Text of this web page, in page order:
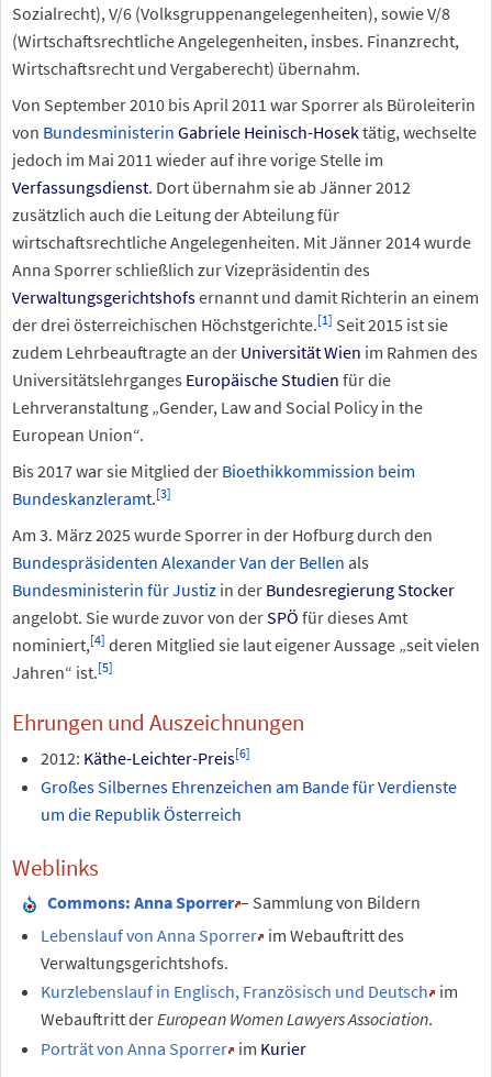
Sozialrecht), V/6 (Volksgruppenangelegenheiten), sowie V/8
(Wirtschaftsrechtliche Angelegenheiten, insbes. Finanzrecht,
Wirtschaftsrecht und Vergaberecht) übernahm.
Von September 2010 bis April 2011 war Sporrer als Büroleiterin
von Bundesministerin Gabriele Heinisch-Hosektätig, wechselte
jedoch im Mai 2011 wieder auf ihre vorige Stelle im
Verfassungsdienst. Dort übernahm sie ab Jänner 2012
zusätzlich auch die Leitung der Abteilung für
wirtschaftsrechtliche Angelegenheiten. Mit Jänner 2014 wurde
Anna Sporrer schließlich zur Vizepräsidentin des
Verwaltungsgerichtshofsernannt und damit Richterin an einem
der drei österreichischen Höchstgerichte.[1] Seit 2015 ist sie
zudem Lehrbeauftragte an der Universität Wien im Rahmen des
Universitätslehrganges Europäische Studien für die
Lehrveranstaltung „Gender, Law and Social Policy in the
European Union“.
Bis 2017 war sie Mitglied der Bioethikkommission beim
Bundeskanzleramt.[3]
Am 3. März 2025 wurde Sporrer in der Hofburg durch den
Bundespräsidenten Alexander Van der Bellen als
Bundesministerin für Justiz in der Bundesregierung Stocker
angelobt. Sie wurde zuvor von derSPÖ für dieses Amt
nominiert,[4] deren Mitglied sie laut eigener Aussage „seit vielen
Jahren“ ist.[5]
Ehrungen und Auszeichnungen
2012: Käthe-Leichter-Preis[6]
Großes Silbernes Ehrenzeichen am Bande für Verdienste
um die Republik Österreich
Weblinks
Commons: Anna Sporrer – Sammlung von Bildern
Lebenslauf von Anna Sporrer im Webauftritt des
Verwaltungsgerichtshofs.
Kurzlebenslauf in Englisch, Französisch und Deutsch im
Webauftritt derEuropean Women Lawyers Association.
Porträt von Anna Sporrer im Kurier